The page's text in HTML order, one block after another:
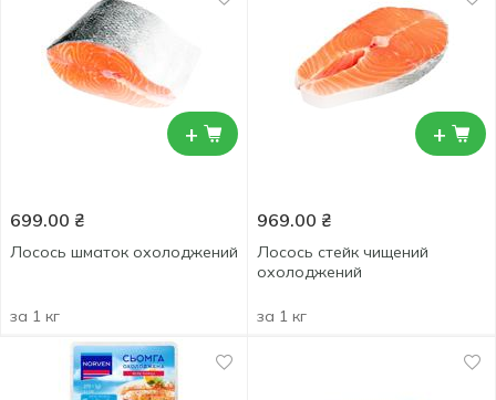
+
699.00 ₴
Лосось шматок охолоджений
за 1 кг
+
969.00 ₴
Лосось стейк чищений
охолоджений
за 1 кг